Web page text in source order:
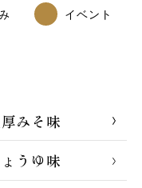
みそ味
うゆ味
イベント